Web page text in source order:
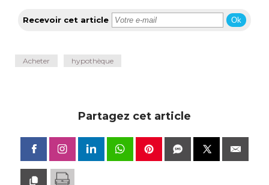
Recevoir cet article Ok
Acheter hypothèque
Partagez cet article